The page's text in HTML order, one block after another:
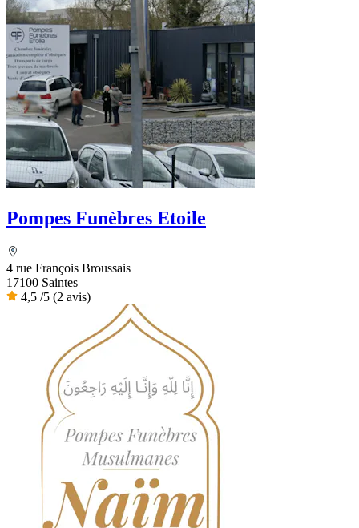
Pompes Funèbres Etoile
4 rue François Broussais
17100 Saintes
4,5 /5 (2 avis)